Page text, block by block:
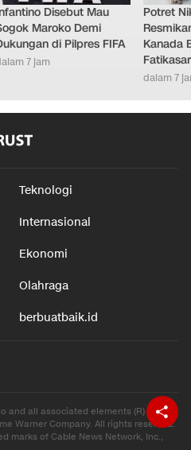
Disebut Mau
Maroko Demi
di Pilpres FIFA
7 jam
Potret
Kanada
dalam 7
Teknologi
Internasional
Ekonomi
Olahraga
berbuatbaik.id
and all associated elements (R) and ©
Warner Company. All rights reserved.
marks of Cable News Network, Inc.,